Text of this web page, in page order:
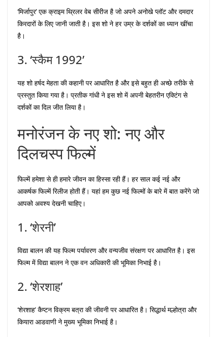
‘मिर्जापुर’ एक क्राइम थ्रिलर वेब सीरीज है जो अपने अनोखे प्लॉट और दमदार
किरदारों के लिए जानी जाती है। इस शो ने हर उम्र के दर्शकों का ध्यान खींचा
है।
3. ‘स्कैम 1992’
यह शो हर्षद मेहता की कहानी पर आधारित है और इसे बहुत ही अच्छे तरीके से
प्रस्तुत किया गया है। प्रतीक गांधी ने इस शो में अपनी बेहतरीन एक्टिंग से
दर्शकों का दिल जीत लिया है।
मनोरंजन के नए शो: नए और
दिलचस्प फिल्में
फिल्में हमेशा से ही हमारे जीवन का हिस्सा रही हैं। हर साल कई नई और
आकर्षक फिल्में रिलीज होती हैं। यहां हम कुछ नई फिल्मों के बारे में बात करेंगे जो
आपको अवश्य देखनी चाहिए।
1. ‘शेरनी’
विद्या बालन की यह फिल्म पर्यावरण और वन्यजीव संरक्षण पर आधारित है। इस
फिल्म में विद्या बालन ने एक वन अधिकारी की भूमिका निभाई है।
2. ‘शेरशाह’
‘शेरशाह’ कैप्टन विक्रम बत्रा की जीवनी पर आधारित है। सिद्धार्थ मल्होत्रा और
कियारा आडवाणी ने मुख्य भूमिका निभाई है।